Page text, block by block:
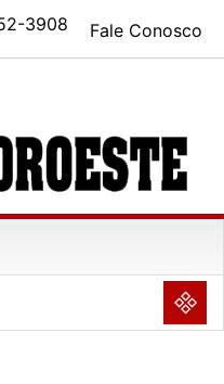
Fale Conosco
3908
NULL